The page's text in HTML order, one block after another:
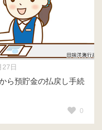
27日
ら預貯金の払戻し手続
0